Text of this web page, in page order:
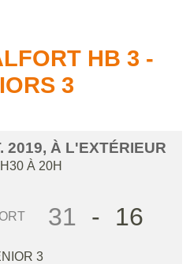
HB 3 -
3
2019, À L'EXTÉRIEUR
À 20H
31 - 16
3